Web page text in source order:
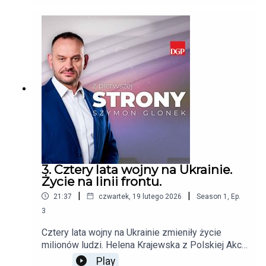
zawodowy młodych ludzi w Polsce.
3. Cztery lata wojny na Ukrainie.
Życie na linii frontu.
21:37 | czwartek, 19 lutego 2026 | Season 1 , Ep.
3
Cztery lata wojny na Ukrainie zmieniły życie
milionów ludzi. Helena Krajewska z Polskiej Akcji
Humanitarnej opowiada, jak wygląda codzienność
Play